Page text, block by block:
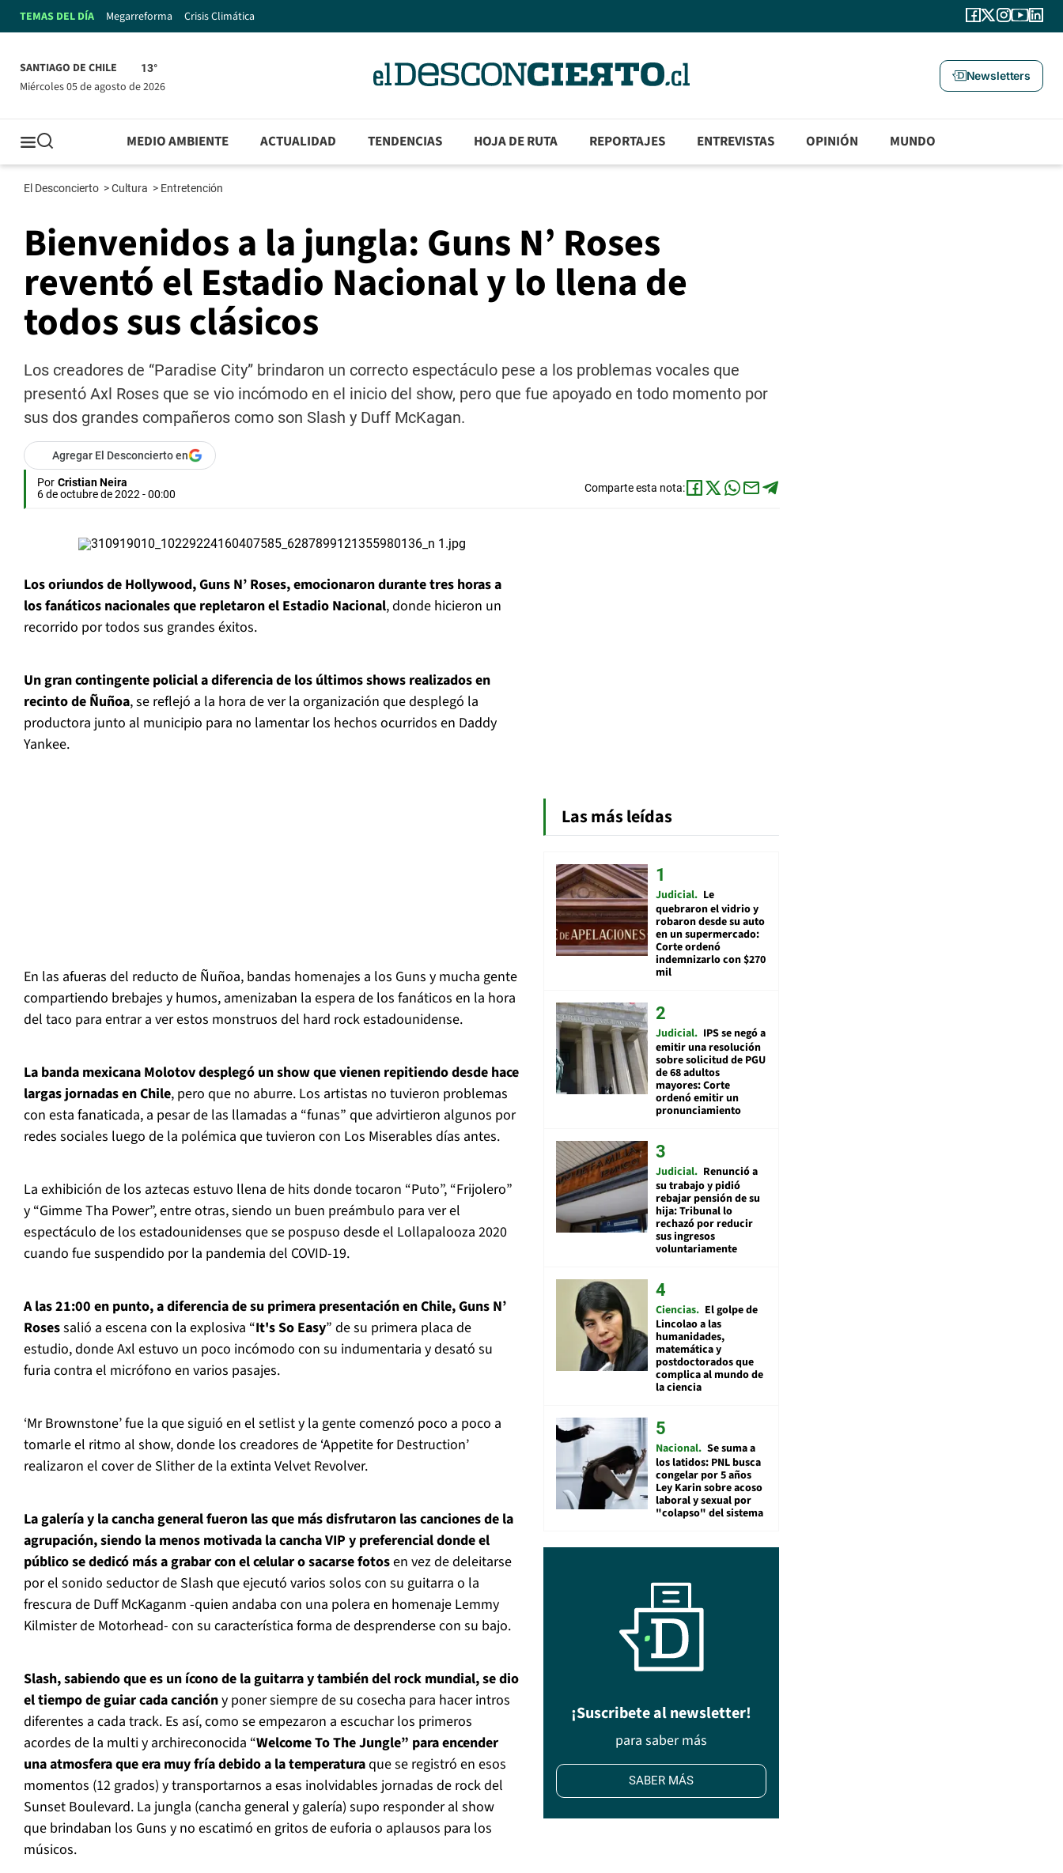
TEMAS DEL DÍA Megarreforma Crisis Climática
SANTIAGO DE CHILE 13°
miércoles 05 de agosto de 2026
Newsletters
MEDIO AMBIENTE ACTUALIDAD TENDENCIAS HOJA DE RUTA REPORTAJES ENTREVISTAS OPINIÓN MUNDO
El Desconcierto >Cultura > Entretención
Bienvenidos a la jungla: Guns N’ Roses
reventó el Estadio Nacional y lo llena de
todos sus clásicos
Los creadores de “Paradise City” brindaron un correcto espectáculo pese a los problemas vocales que
presentó Axl Roses que se vio incómodo en el inicio del show, pero que fue apoyado en todo momento por
sus dos grandes compañeros como son Slash y Duff McKagan.
Agregar El Desconcierto en
Por Cristian Neira
6 de octubre de 2022 - 00:00
Comparte esta nota:
Los oriundos de Hollywood, Guns N’ Roses, emocionaron durante tres horas a
los fanáticos nacionales que repletaron el Estadio Nacional, donde hicieron un
recorrido por todos sus grandes éxitos.
Un gran contingente policial a diferencia de los últimos shows realizados en
recinto de Ñuñoa, se reflejó a la hora de ver la organización que desplegó la
productora junto al municipio para no lamentar los hechos ocurridos en Daddy
Yankee.
En las afueras del reducto de Ñuñoa, bandas homenajes a los Guns y mucha gente
compartiendo brebajes y humos, amenizaban la espera de los fanáticos en la hora
del taco para entrar a ver estos monstruos del hard rock estadounidense.
La banda mexicana Molotov desplegó un show que vienen repitiendo desde hace
largas jornadas en Chile, pero que no aburre. Los artistas no tuvieron problemas
con esta fanaticada, a pesar de las llamadas a “funas” que advirtieron algunos por
redes sociales luego de la polémica que tuvieron con Los Miserables días antes.
La exhibición de los aztecas estuvo llena de hits donde tocaron “Puto”, “Frijolero”
y “Gimme Tha Power”, entre otras, siendo un buen preámbulo para ver el
espectáculo de los estadounidenses que se pospuso desde el Lollapalooza 2020
cuando fue suspendido por la pandemia del COVID-19.
A las 21:00 en punto, a diferencia de su primera presentación en Chile, Guns N’
Rosessalió a escena con la explosiva “It's So Easy” de su primera placa de
estudio, donde Axl estuvo un poco incómodo con su indumentaria y desató su
furia contra el micrófono en varios pasajes.
‘Mr Brownstone’ fue la que siguió en el setlist y la gente comenzó poco a poco a
tomarle el ritmo al show, donde los creadores de ‘Appetite for Destruction’
realizaron el cover de Slither de la extinta Velvet Revolver.
La galería y la cancha general fueron las que más disfrutaron las canciones de la
agrupación, siendo la menos motivada la cancha VIP y preferencial donde el
público se dedicó más a grabar con el celular o sacarse fotosen vez de deleitarse
por el sonido seductor de Slash que ejecutó varios solos con su guitarra o la
frescura de Duff McKaganm -quien andaba con una polera en homenaje Lemmy
Kilmister de Motorhead- con su característica forma de desprenderse con su bajo.
Slash, sabiendo que es un ícono de la guitarra y también del rock mundial, se dio
el tiempo de guiar cada cancióny poner siempre de su cosecha para hacer intros
diferentes a cada track. Es así, como se empezaron a escuchar los primeros
acordes de la multi y archireconocida “Welcome To The Jungle” para encender
una atmosfera que era muy fría debido a la temperaturaque se registró en esos
momentos (12 grados) y transportarnos a esas inolvidables jornadas de rock del
Sunset Boulevard. La jungla (cancha general y galería) supo responder al show
que brindaban los Guns y no escatimó en gritos de euforia o aplausos para los
músicos.
Las más leídas
Judicial Le
quebraron el vidrio y
robaron desde su auto
en un supermercado:
Corte ordenó
indemnizarlo con $270
mil
Judicial IPS se negó a
emitir una resolución
sobre solicitud de PGU
de 68 adultos
mayores: Corte
ordenó emitir un
pronunciamiento
Judicial Renunció a
su trabajo y pidió
rebajar pensión de su
hija: Tribunal lo
rechazó por reducir
sus ingresos
voluntariamente
Ciencias El golpe de
Lincolao a las
humanidades,
matemática y
postdoctorados que
complica al mundo de
la ciencia
Nacional Se suma a
los latidos: PNL busca
congelar por 5 años
Ley Karin sobre acoso
laboral y sexual por
"colapso" del sistema
¡Suscribete al newsletter!
para saber más
SABER MÁS